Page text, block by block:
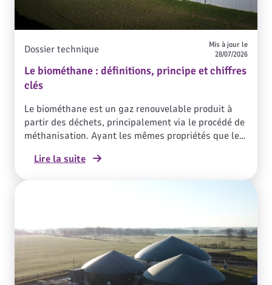
Le biométhane : définitions, principe et chiffres
clés
Dossier technique
Mis à jour le
28/07/2026
Le biométhane est un gaz renouvelable produit à
partir des déchets, principalement via le procédé de
méthanisation. Ayant les mêmes propriétés que le
distribution de gaz. En février 2024, on dénombrait
carbone 8 à 10 fois plus faible que celui du gaz
naturel.
Lire la suite